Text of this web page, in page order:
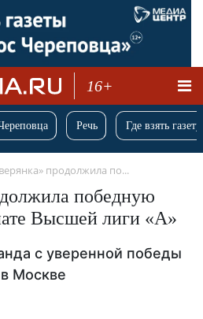
16+
Речь Где взять
продолжила по...
победную
Высшей лиги «А»
с уверенной победы
Москве